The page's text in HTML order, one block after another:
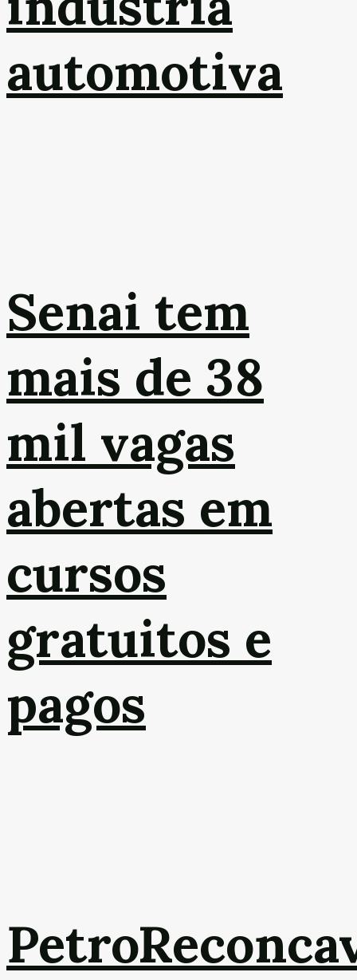
automotiva
Senai tem
mais de 38
mil vagas
abertas em
cursos
gratuitos e
pagos